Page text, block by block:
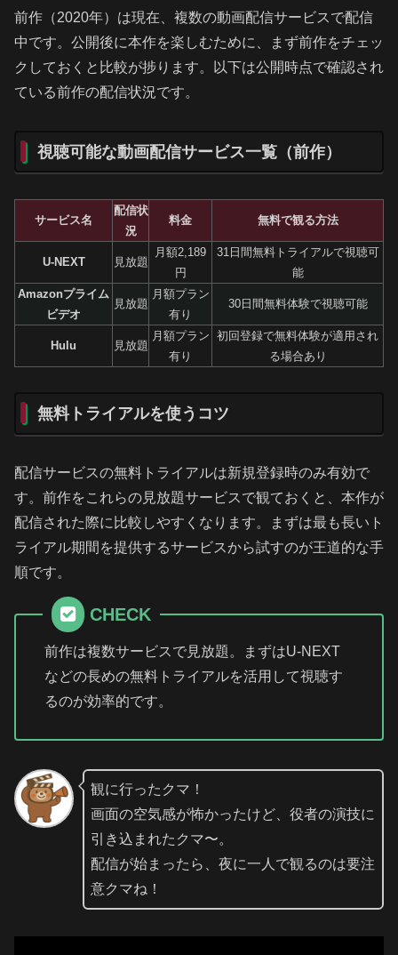
前作（2020年）は現在、複数の動画配信サービスで配信
中です。公開後に本作を楽しむために、まず前作をチェッ
クしておくと比較が捗ります。以下は公開時点で確認され
ている前作の配信状況です。
視聴可能な動画配信サービス一覧（前作）
サービス名
配信状
況
料金 無料で観る方法
U-NEXT 見放題
月額2,189
円
31日間無料トライアルで視聴可
能
Amazonプライム
ビデオ
見放題
月額プラン
有り
30日間無料体験で視聴可能
Hulu 見放題
月額プラン
有り
初回登録で無料体験が適用され
る場合あり
無料トライアルを使うコツ
配信サービスの無料トライアルは新規登録時のみ有効で
す。前作をこれらの見放題サービスで観ておくと、本作が
配信された際に比較しやすくなります。まずは最も長いト
ライアル期間を提供するサービスから試すのが王道的な手
順です。
CHECK
前作は複数サービスで見放題。まずはU-NEXT
などの長めの無料トライアルを活用して視聴す
るのが効率的です。
観に行ったクマ！
画面の空気感が怖かったけど、役者の演技に
引き込まれたクマ〜。
配信が始まったら、夜に一人で観るのは要注
意クマね！